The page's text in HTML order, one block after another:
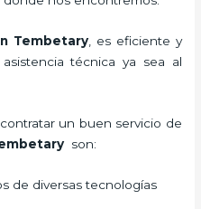
Tembetary , es eficiente y
técnica ya sea al
un buen servicio de
son:
de diversas tecnologías